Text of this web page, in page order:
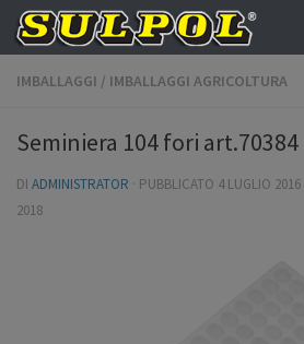
Salta al contenuto
IMBALLAGGI / IMBALLAGGI AGRICOLTURA
Seminiera 104 fori art.70384
DI ADMINISTRATOR · PUBBLICATO 4 LUGLIO 2016
2018